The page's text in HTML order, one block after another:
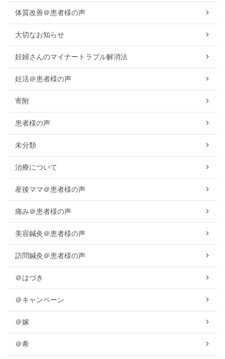
体質改善＠患者様の声
大切なお知らせ
妊婦さんのマイナートラブル解消法
妊活＠患者様の声
寄附
患者様の声
未分類
治療について
産後ママ＠患者様の声
痛み＠患者様の声
美容鍼灸＠患者様の声
訪問鍼灸＠患者様の声
＠はづき
＠キャンペーン
＠嫁
＠希